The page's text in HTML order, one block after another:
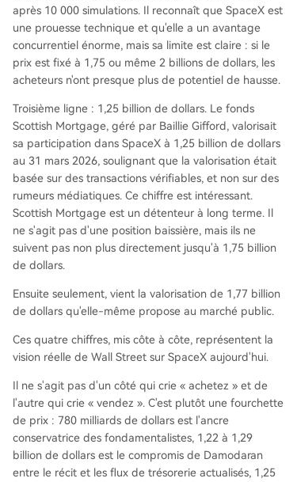
après 10 000 simulations. Il reconnaît que SpaceX est
une prouesse technique et qu'elle a un avantage
concurrentiel énorme, mais sa limite est claire : si le
prix est fixé à 1,75 ou même 2 billions de dollars, les
acheteurs n'ont presque plus de potentiel de hausse.
Troisième ligne : 1,25 billion de dollars. Le fonds
Scottish Mortgage, géré par Baillie Gifford, valorisait
sa participation dans SpaceX à 1,25 billion de dollars
au 31 mars 2026, soulignant que la valorisation était
basée sur des transactions vérifiables, et non sur des
rumeurs médiatiques. Ce chiffre est intéressant.
Scottish Mortgage est un détenteur à long terme. Il
ne s'agit pas d'une position baissière, mais ils ne
suivent pas non plus directement jusqu'à 1,75 billion
de dollars.
Ensuite seulement, vient la valorisation de 1,77 billion
de dollars qu'elle-même propose au marché public.
Ces quatre chiffres, mis côte à côte, représentent la
vision réelle de Wall Street sur SpaceX aujourd'hui.
Il ne s'agit pas d'un côté qui crie « achetez » et de
l'autre qui crie « vendez ». C'est plutôt une fourchette
de prix : 780 milliards de dollars est l'ancre
conservatrice des fondamentalistes, 1,22 à 1,29
billion de dollars est le compromis de Damodaran
entre le récit et les flux de trésorerie actualisés, 1,25